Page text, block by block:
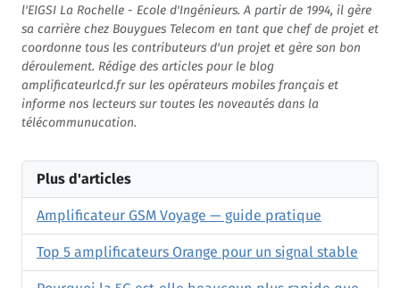
l'EIGSI La Rochelle - Ecole d'Ingénieurs. A partir de 1994, il gère
sa carrière chez Bouygues Telecom en tant que chef de projet et
coordonne tous les contributeurs d'un projet et gère son bon
déroulement. Rédige des articles pour le blog
amplificateurlcd.fr sur les opérateurs mobiles français et
informe nos lecteurs sur toutes les noveautés dans la
télécommunucation.
Plus d'articles
Amplificateur GSM Voyage — guide pratique
Top 5 amplificateurs Orange pour un signal stable